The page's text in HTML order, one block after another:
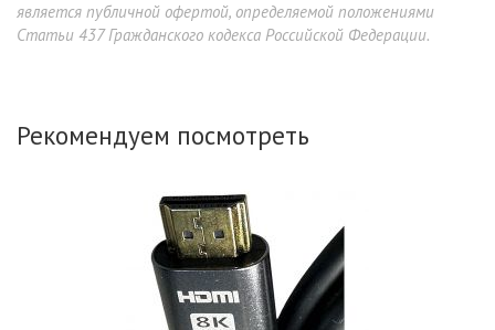
является публичной офертой, определяемой положениями
Статьи 437 Гражданского кодекса Российской Федерации.
Рекомендуем посмотреть